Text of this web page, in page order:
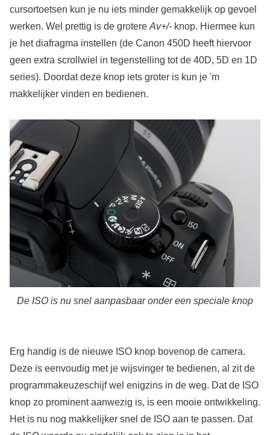
cursortoetsen kun je nu iets minder gemakkelijk op gevoel
werken. Wel prettig is de grotere Av+/-knop. Hiermee kun
je het diafragma instellen (de Canon 450D heeft hiervoor
geen extra scrollwiel in tegenstelling tot de 40D, 5D en 1D
series). Doordat deze knop iets groter is kun je 'm
makkelijker vinden en bedienen.
De ISO is nu snel aanpasbaar onder een speciale knop
Erg handig is de nieuwe ISO knop bovenop de camera.
Deze is eenvoudig met je wijsvinger te bedienen, al zit de
programmakeuzeschijf wel enigzins in de weg. Dat de ISO
knop zo prominent aanwezig is, is een mooie ontwikkeling.
Het is nu nog makkelijker snel de ISO aan te passen. Dat